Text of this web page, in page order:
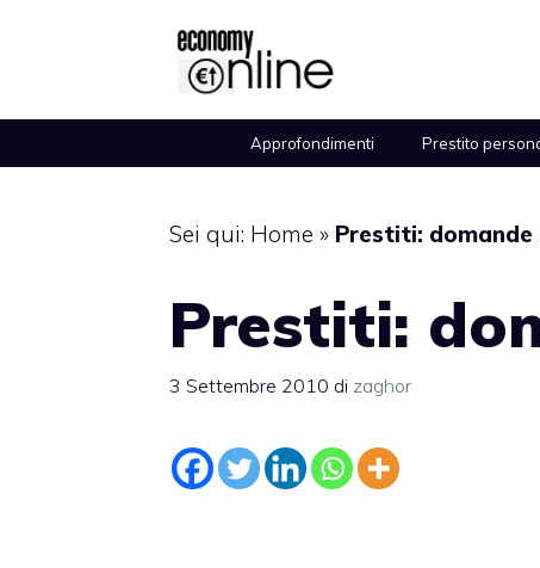
Approfondimenti Prestito
Sei qui: Home » Prestiti: domande
Prestiti:
3 Settembre 2010 di zaghor